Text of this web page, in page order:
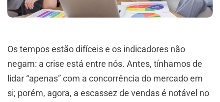
Os tempos estão difíceis e os indicadores não
negam: a crise está entre nós. Antes, tínhamos de
lidar “apenas” com a concorrência do mercado em
si; porém, agora, a escassez de vendas é notável no